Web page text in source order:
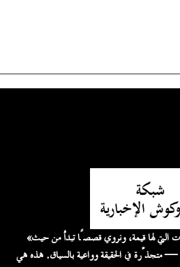
«نحن نُضخّم الأصوات التي لها قيمة، ونروي قصصًا تبدأ من حيث
— متجذّرة في الحقيقة وواعية بالسياق. هذه هي